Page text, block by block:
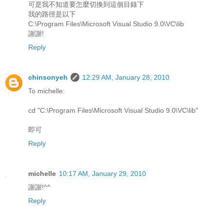
可是我不知道要怎麼切換到這個目錄下
我的路徑是以下
C:\Program Files\Microsoft Visual Studio 9.0\VC\lib
謝謝!
Reply
chinsonyeh
12:29 AM, January 28, 2010
To michelle:
cd "C:\Program Files\Microsoft Visual Studio 9.0\VC\lib"
即可
Reply
michelle 10:17 AM, January 29, 2010
謝謝!^^
Reply